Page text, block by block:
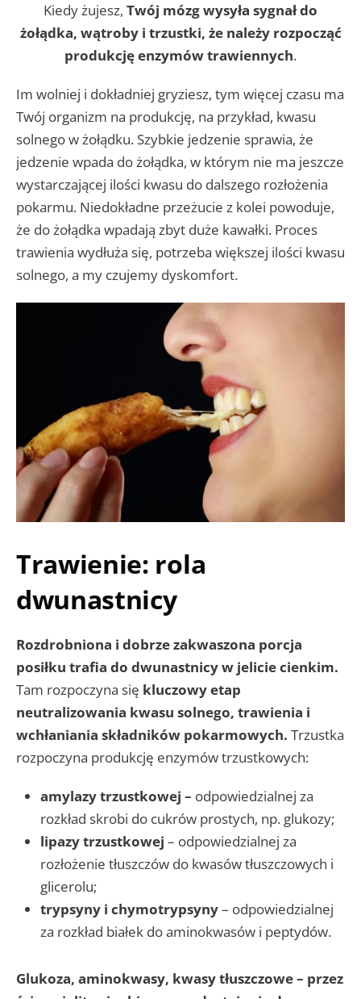
Kiedy żujesz, Twój mózg wysyła sygnał do
żołądka, wątroby i trzustki, że należy rozpocząć
produkcję enzymów trawiennych.
Im wolniej i dokładniej gryziesz, tym więcej czasu ma
Twój organizm na produkcję, na przykład, kwasu
solnego w żołądku. Szybkie jedzenie sprawia, że
jedzenie wpada do żołądka, w którym nie ma jeszcze
wystarczającej ilości kwasu do dalszego rozłożenia
pokarmu. Niedokładne przeżucie z kolei powoduje,
że do żołądka wpadają zbyt duże kawałki. Proces
trawienia wydłuża się, potrzeba większej ilości kwasu
solnego, a my czujemy dyskomfort.
Trawienie: rola
dwunastnicy
Rozdrobniona i dobrze zakwaszona porcja
posiłku trafia do dwunastnicy w jelicie cienkim.
Tam rozpoczyna się kluczowy etap
neutralizowania kwasu solnego, trawienia i
wchłaniania składników pokarmowych. Trzustka
rozpoczyna produkcję enzymów trzustkowych:
amylazy trzustkowej – odpowiedzialnej za
rozkład skrobi do cukrów prostych, np. glukozy;
lipazy trzustkowej – odpowiedzialnej za
rozłożenie tłuszczów do kwasów tłuszczowych i
glicerolu;
trypsyny i chymotrypsyny– odpowiedzialnej
za rozkład białek do aminokwasów i peptydów.
Glukoza, aminokwasy, kwasy tłuszczowe – przez